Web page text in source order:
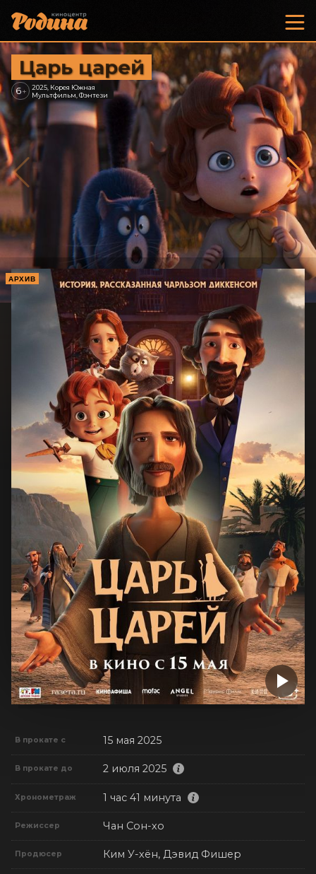
Царь царей
6+
2025, Корея Южная
Мультфильм, Фэнтези
АРХИВ
В прокате с 15 мая 2025
В прокате до 2 июля 2025
Хронометраж 1 час 41 минута
Режиссер Чан Сон-хо
Продюсер Ким У-хён, Дэвид Фишер